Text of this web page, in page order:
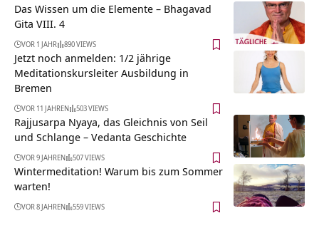
Das Wissen um die Elemente – Bhagavad
Gita VIII. 4
VOR 1 JAHR 890 VIEWS
Jetzt noch anmelden: 1/2 jährige
Meditationskursleiter Ausbildung in
Bremen
VOR 11 JAHREN 503 VIEWS
Rajjusarpa Nyaya, das Gleichnis von Seil
und Schlange – Vedanta Geschichte
VOR 9 JAHREN 507 VIEWS
Wintermeditation! Warum bis zum Sommer
warten!
VOR 8 JAHREN 559 VIEWS